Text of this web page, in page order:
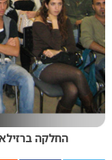
החלקה